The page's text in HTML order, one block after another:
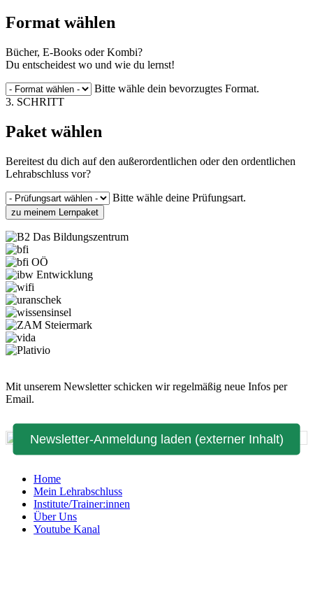
Format wählen
Bücher, E-Books oder Kombi?
Du entscheidest wo und wie du lernst!
Bitte wähle dein bevorzugtes Format.
3. SCHRITT
Paket wählen
Bereitest du dich auf den außerordentlichen oder den ordentlichen
Lehrabschluss vor?
Bitte wähle deine Prüfungsart.
zu meinem Lernpaket
Mit unserem Newsletter schicken wir regelmäßig neue Infos per
Email.
Newsletter-Anmeldung laden (externer Inhalt)
Home
Mein Lehrabschluss
Institute/Trainer:innen
Über Uns
Youtube Kanal